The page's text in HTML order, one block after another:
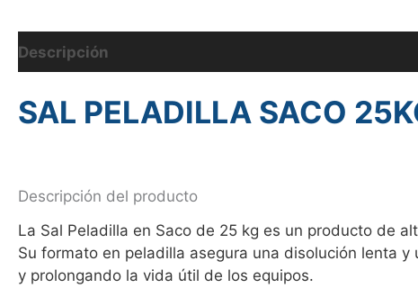
Descripción
SAL PELADILLA SACO
Descripción del producto
La Sal Peladilla en Saco de 25 kg es un producto de
Su formato en peladilla asegura una disolución lenta
y prolongando la vida útil de los equipos.